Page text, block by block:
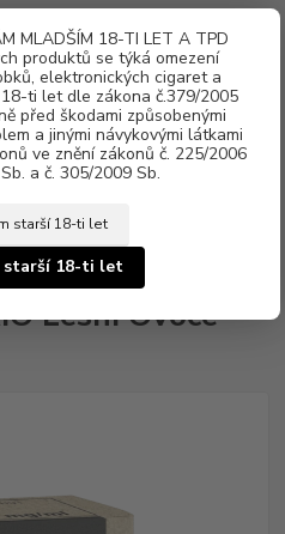
MLADŠÍM 18-TI LET A TPD
produktů se týká omezení
elektronických cigaret a
ti let dle zákona č.379/2005
před škodami způsobenými
a jinými návykovými látkami
ve znění zákonů č. 225/2006
a č. 305/2009 Sb.
starší 18-ti let
starší 18-ti let
Menu
za0 Kč
Lesní Ovoce